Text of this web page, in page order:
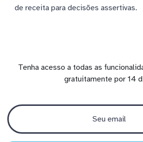
de receita para decisões assertivas.
Tenha acesso a todas as
gratuitamente por 14